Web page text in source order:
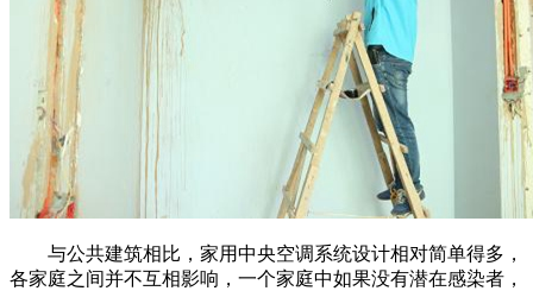
与公共建筑相比，家用中央空调系统设计相对简单得多，
各家庭之间并不互相影响，一个家庭中如果没有潜在感染者，